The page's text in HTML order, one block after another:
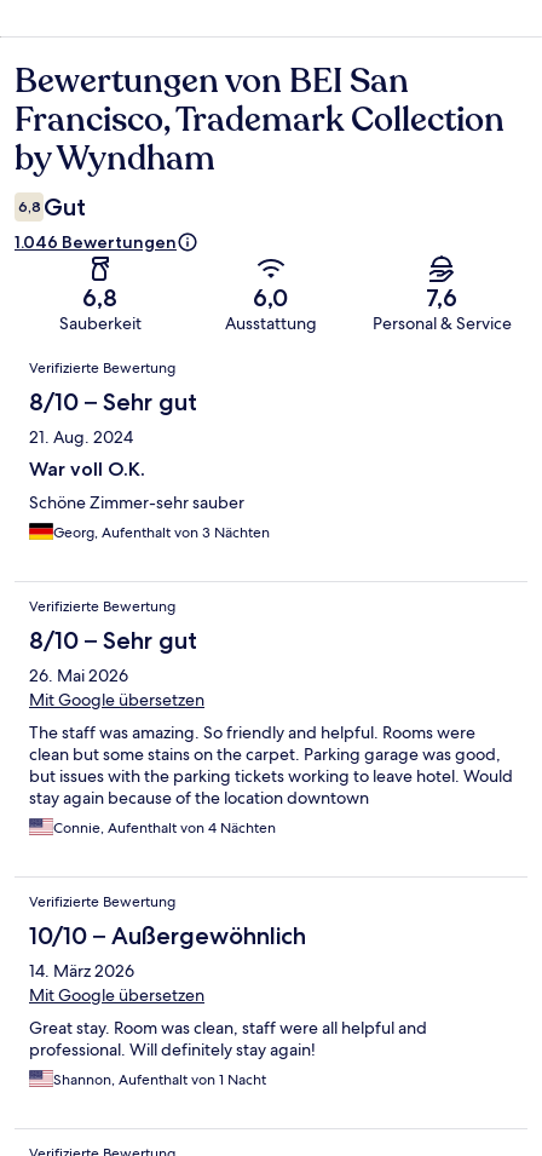
Bewertungen
Bewertungen von BEI San
Francisco, Trademark Collection
by Wyndham
6,8 Gut
1.046 Bewertungen
6,8
Sauberkeit
6,0
Ausstattung
7,6
Personal & Service
Bewertungen
Verifizierte Bewertung
8/10 – Sehr gut
21. Aug. 2024
War voll O.K.
Schöne Zimmer-sehr sauber
Georg, Aufenthalt von 3 Nächten
Verifizierte Bewertung
8/10 – Sehr gut
26. Mai 2026
Mit Google übersetzen
The staff was amazing. So friendly and helpful. Rooms were
clean but some stains on the carpet. Parking garage was good,
but issues with the parking tickets working to leave hotel. Would
stay again because of the location downtown
Connie, Aufenthalt von 4 Nächten
Verifizierte Bewertung
10/10 – Außergewöhnlich
14. März 2026
Mit Google übersetzen
Great stay. Room was clean, staff were all helpful and
professional. Will definitely stay again!
Shannon, Aufenthalt von 1 Nacht